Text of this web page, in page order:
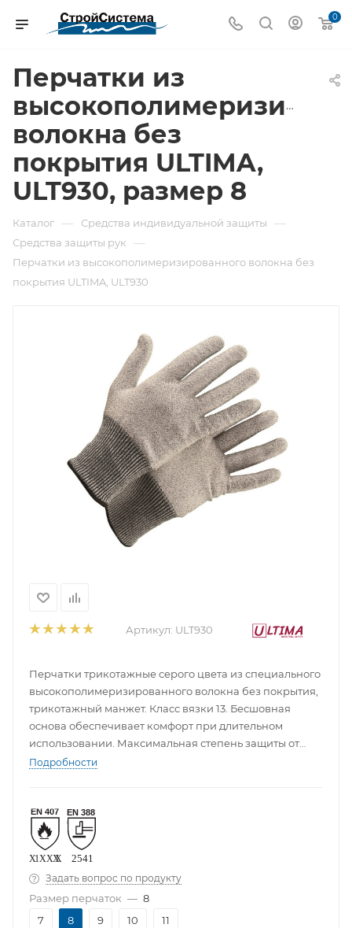
0
Перчатки из
волокна без
покрытия ULTIMA,
ULT930, размер 8
Каталог — Средства индивидуальной защиты —
Средства защиты рук —
Перчатки из высокополимеризированного волокна без
покрытия ULTIMA, ULT930
Артикул: ULT930
Перчатки трикотажные серого цвета из специального
высокополимеризированного волокна без покрытия,
трикотажный манжет. Класс вязки 13. Бесшовная
основа обеспечивает комфорт при длительном
использовании. Максимальная степень защиты от
порезов (5). Высокая чувствительность пальцев.
Подробности
Задать вопрос по продукту
Размер перчаток — 8
7
8 9 10 11